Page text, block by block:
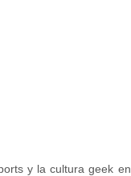
y la cultura geek en